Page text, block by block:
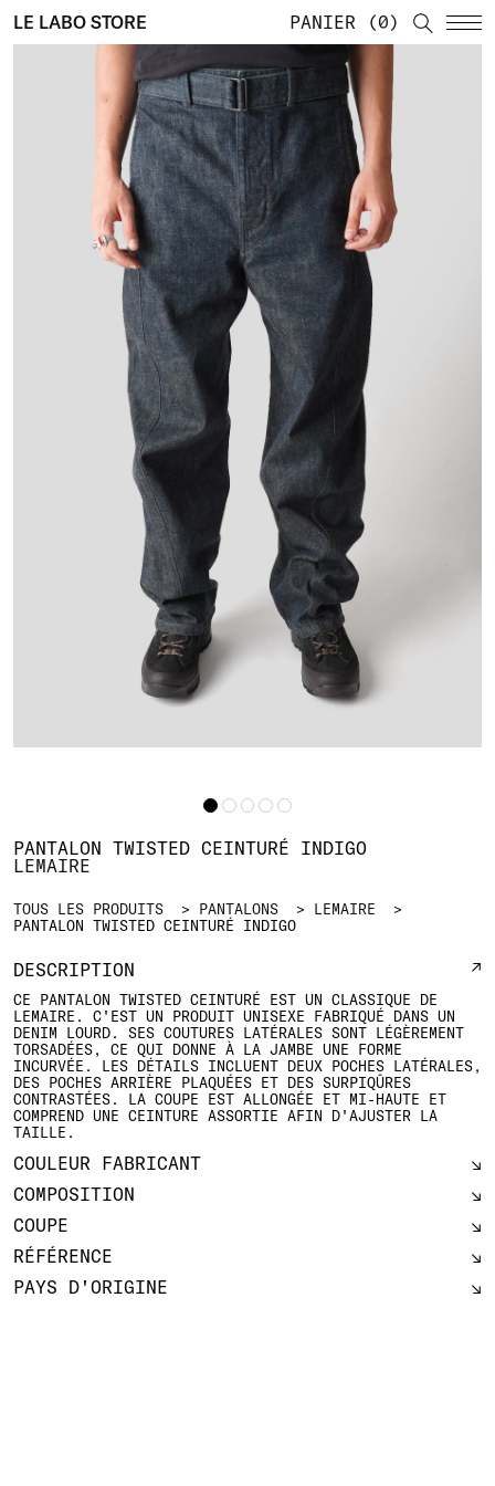
LE LABO STORE PANIER 0
TOUS LES PRODUITS PANTALONS
LEMAIRE
PANTALON TWISTED CEINTURÉ INDIGO
PANTALON TWISTED CEINTURÉ INDIGO
LEMAIRE
DESCRIPTION
CE PANTALON TWISTED CEINTURÉ EST UN CLASSIQUE DE
LEMAIRE. C'EST UN PRODUIT UNISEXE FABRIQUÉ DANS UN
DENIM LOURD. SES COUTURES LATÉRALES SONT LÉGÈREMENT
TORSADÉES, CE QUI DONNE À LA JAMBE UNE FORME
INCURVÉE. LES DÉTAILS INCLUENT DEUX POCHES LATÉRALES,
DES POCHES ARRIÈRE PLAQUÉES ET DES SURPIQÛRES
CONTRASTÉES. LA COUPE EST ALLONGÉE ET MI-HAUTE ET
COMPREND UNE CEINTURE ASSORTIE AFIN D'AJUSTER LA
TAILLE.
COULEUR FABRICANT
COMPOSITION
COUPE
RÉFÉRENCE
PAYS D'ORIGINE